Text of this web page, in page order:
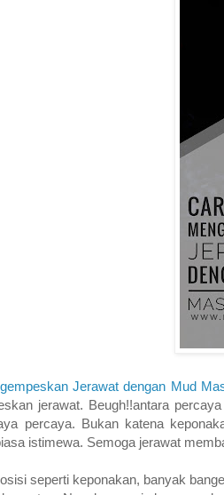
Jerawat dengan Mud
jerawat. Beugh!!antara
percaya. Bukan katena
istimewa. Semoga jerawat
seperti keponakan, banyak